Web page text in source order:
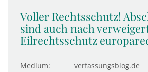
Voller Rechtsschutz!
sind auch nach
Eilrechtsschutz
Medium: verfassungsblog.de